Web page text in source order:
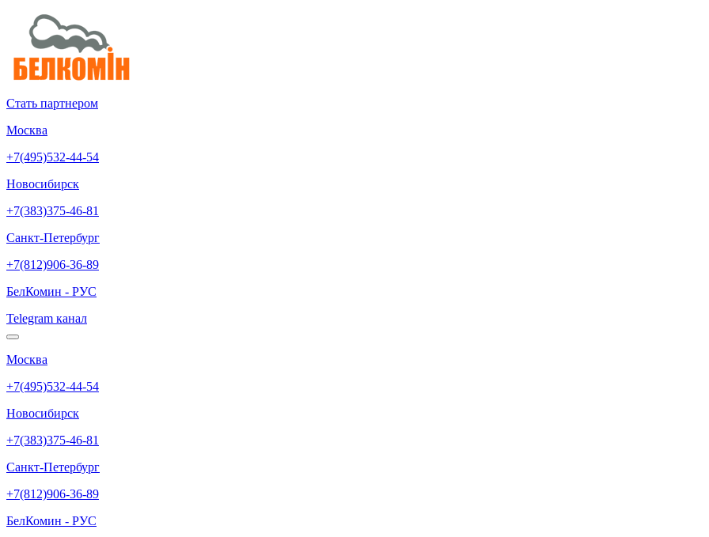
Стать партнером
Москва
+7(495)532-44-54
Новосибирск
+7(383)375-46-81
Санкт-Петербург
+7(812)906-36-89
БелКомин - РУС
Telegram канал
Москва
+7(495)532-44-54
Новосибирск
+7(383)375-46-81
Санкт-Петербург
+7(812)906-36-89
БелКомин - РУС